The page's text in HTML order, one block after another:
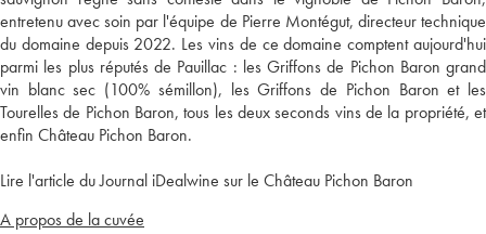
entretenu avec soin par l'équipe de Pierre Montégut, directeur technique
du domaine depuis 2022. Les vins de ce domaine comptent aujourd'hui
parmi les plus réputés de Pauillac : les Griffons de Pichon Baron grand
vin blanc sec (100% sémillon), les Griffons de Pichon Baron et les
Tourelles de Pichon Baron, tous les deux seconds vins de la propriété, et
enfin Château Pichon Baron.
Lire l'article du Journal iDealwine sur le Château Pichon Baron
A propos de la cuvée